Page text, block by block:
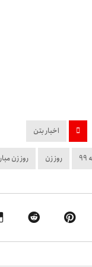
اخبار بتن
روز زن روز زن